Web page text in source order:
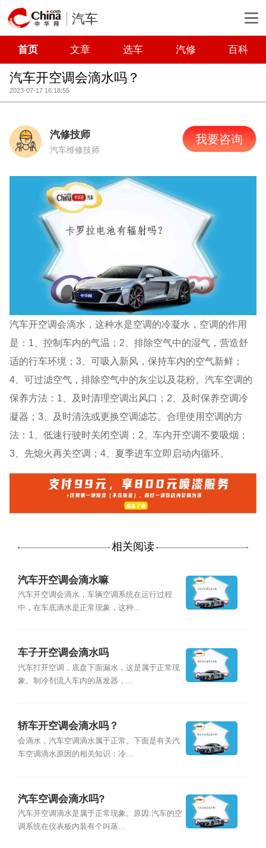
汽车
首页 文章 选车 汽修 百科
汽车开空调会滴水吗？
2023-07-17 16:18:55
汽修技师
汽车维修技师
我要咨询
汽车开空调会滴水，这种水是空调的冷凝水，空调的作用
是：1、控制车内的气温；2、排除空气中的湿气，营造舒
适的行车环境；3、可吸入新风，保持车内的空气新鲜；
4、可过滤空气，排除空气中的灰尘以及花粉。汽车空调的
保养方法：1、及时清理空调出风口；2、及时保养空调冷
凝器；3、及时清洗或更换空调滤芯。合理使用空调的方
法：1、低速行驶时关闭空调；2、车内开空调不要吸烟；
3、先熄火再关空调；4、夏季进车立即启动内循环。
相关阅读
汽车开空调会滴水嘛
汽车开空调会滴水，车辆空调系统在运行过程
中，在车底滴水是正常现象，这种...
车子开空调会滴水吗
汽车打开空调，底盘下面漏水，这是属于正常现
象。制冷剂流入车内的蒸发器，...
轿车开空调会滴水吗？
会滴水，汽车空调滴水属于正常。下面是有关汽
车空调滴水原因的相关知识：冷...
汽车空调会滴水吗?
汽车开空调滴水是属于正常现象。原因:汽车的空
调系统在仪表板内装有个叫蒸...